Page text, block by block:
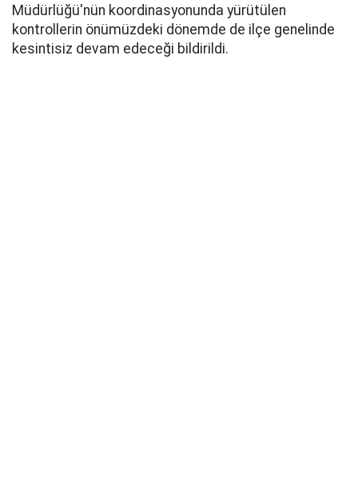
Müdürlüğü'nün koordinasyonunda yürütülen
kontrollerin önümüzdeki dönemde de ilçe genelinde
kesintisiz devam edeceği bildirildi.